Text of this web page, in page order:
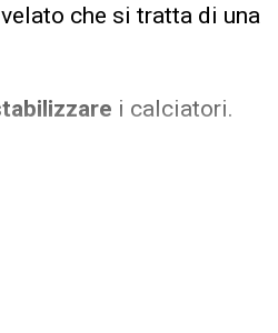
che si tratta di una
i calciatori.